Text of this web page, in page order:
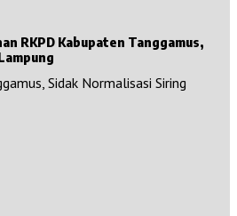
RKPD Kabupaten Tanggamus,